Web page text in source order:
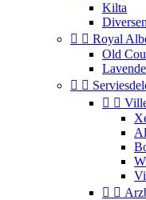
Kilta
Diversen
  Royal
Old
 
 
 